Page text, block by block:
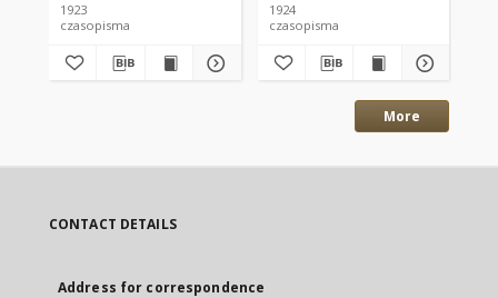
1923
czasopisma
1924
czasopisma
More
CONTACT DETAILS
Address for correspondence